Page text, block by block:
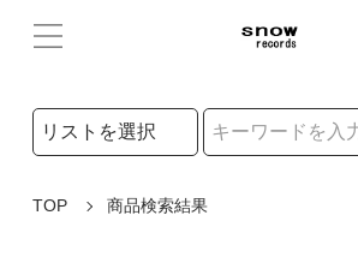
検索リストの選択
TOP 商品検索結果